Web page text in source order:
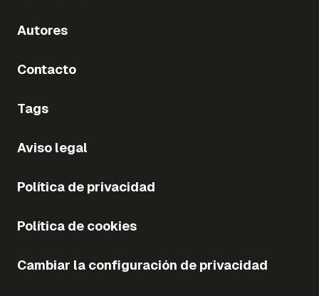
Autores
Contacto
Tags
Aviso legal
Política de privacidad
Política de cookies
Cambiar la configuración de privacidad